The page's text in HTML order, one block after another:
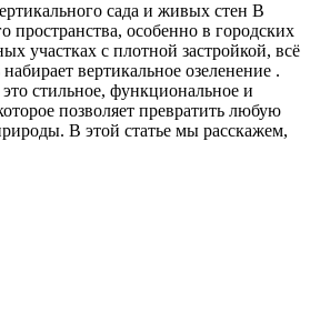
сада и живых стен В
пространства, особенно в городских
участках с плотной застройкой, всё
вертикальное озеленение .
стильное, функциональное и
позволяет превратить любую
В этой статье мы расскажем,